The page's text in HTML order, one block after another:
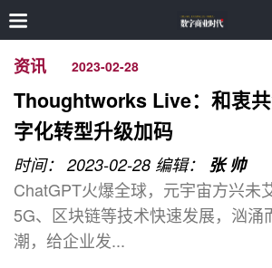
资讯 2023-02-28
Thoughtworks Live：和衷
字化转型升级加码
时间： 2023-02-28 编辑： 张 帅
ChatGPT火爆全球，元宇宙方兴未
5G、区块链等技术快速发展，汹涌
潮，给企业发...